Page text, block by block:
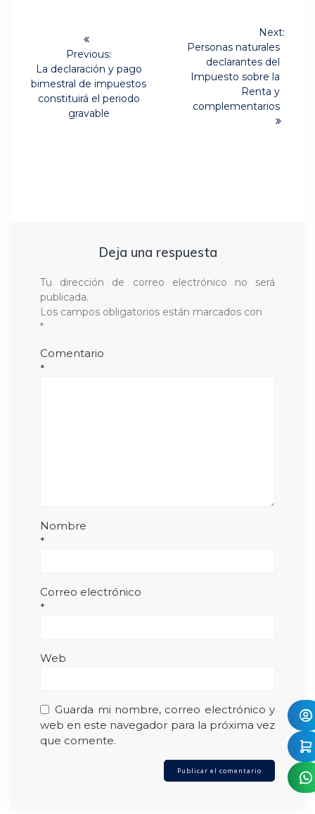
entradas
Previous:
Previous
post:
La declaración y pago
bimestral de impuestos
constituirá el periodo
gravable
Next:
NextPersonas naturales
declarantes del
Impuesto sobre la
Renta y
complementarios
Deja una respuesta
Tu dirección de correo electrónico no será
publicada.
Los campos obligatorios están marcados con
*
Comentario
*
Nombre
*
Correo electrónico
*
Web
Guarda mi nombre, correo electrónico y
web en este navegador para la próxima vez
que comente.